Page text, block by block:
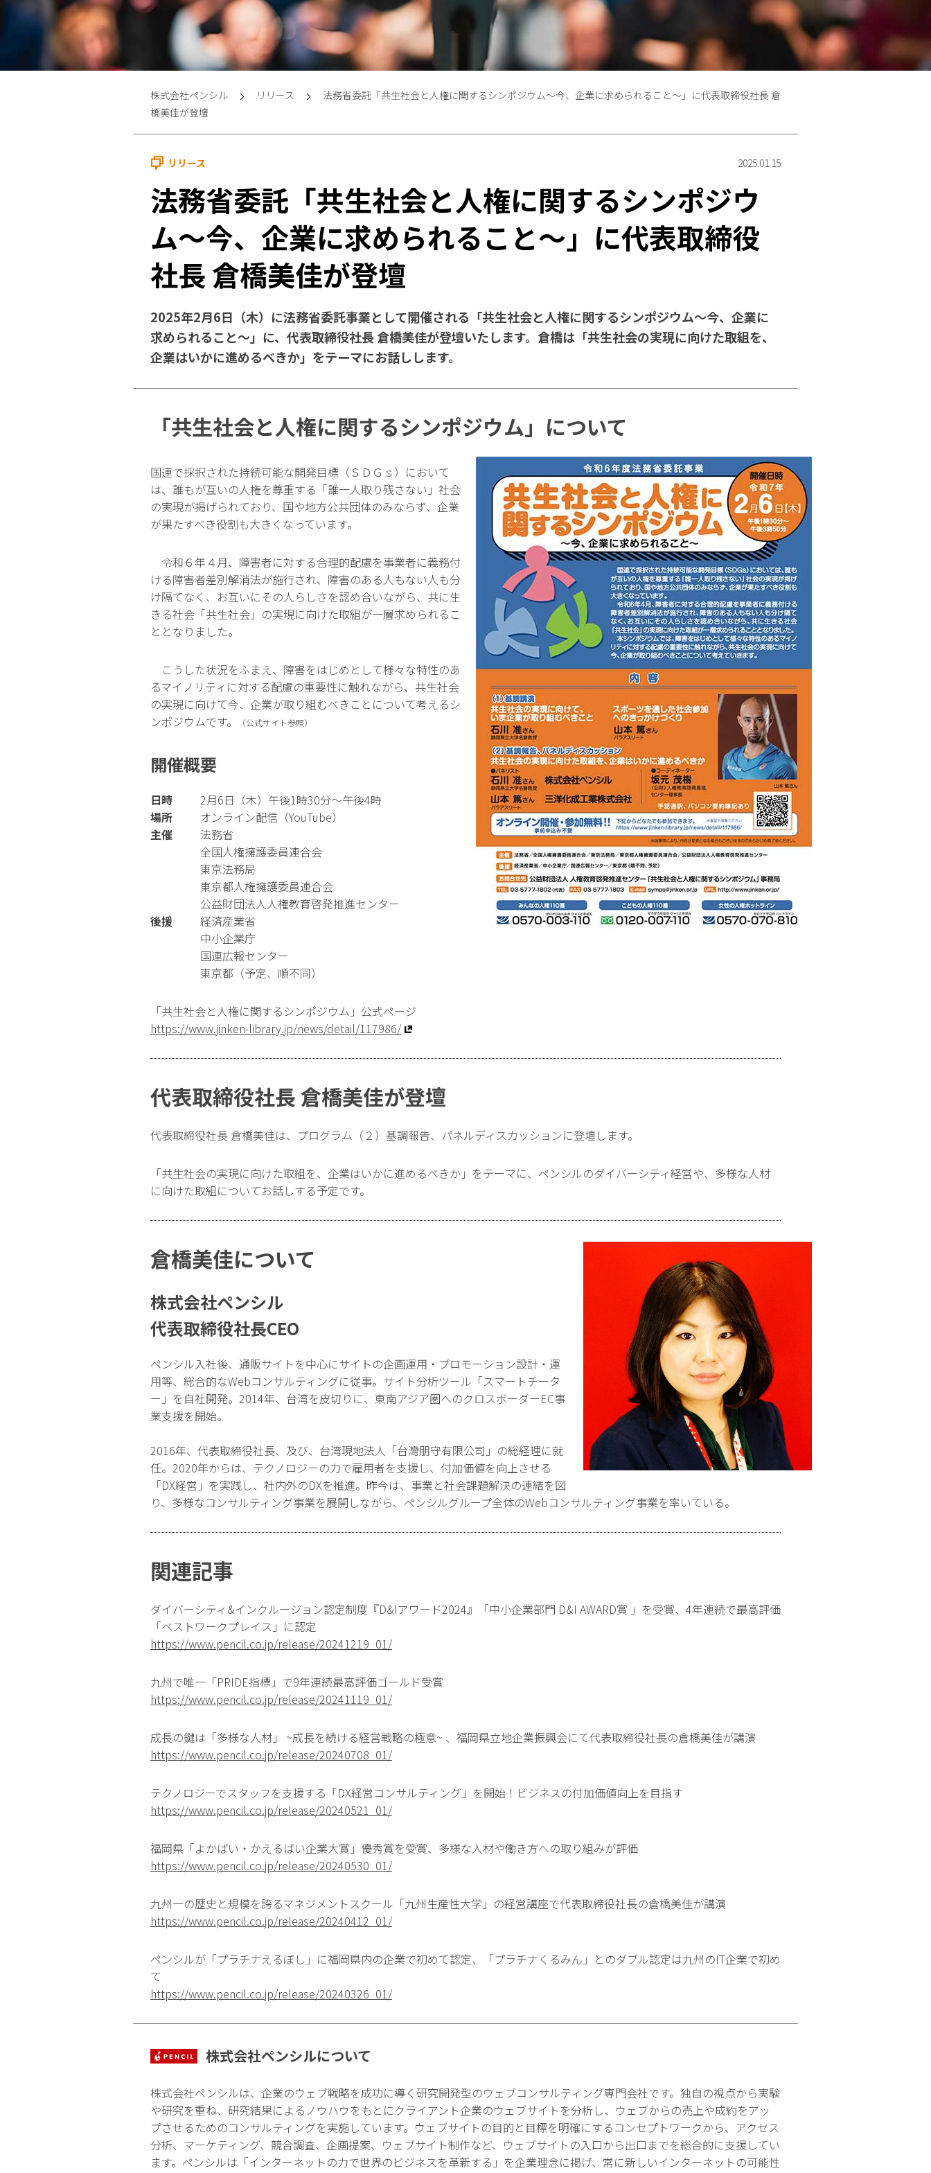
株式会社ペンシル リリース
法務省委託「共生社会と人権に関するシンポジウム～今、企業に求められること～」に代表取締役社長 倉
橋美佳が登壇
リリース 2025.01.15
法務省委託「共生社会と人権に関するシンポジウ
ム～今、企業に求められること～」に代表取締役
社長 倉橋美佳が登壇
2025年2月6日（木）に法務省委託事業として開催される「共生社会と人権に関するシンポジウム～今、企業に
求められること～」に、代表取締役社長 倉橋美佳が登壇いたします。倉橋は「共生社会の実現に向けた取組を、
企業はいかに進めるべきか」をテーマにお話しします。
「共生社会と人権に関するシンポジウム」について
国連で採択された持続可能な開発目標（ＳＤＧｓ）において
は、誰もが互いの人権を尊重する「誰一人取り残さない」社会
の実現が掲げられており、国や地方公共団体のみならず、企業
が果たすべき役割も大きくなっています。
令和６年４月、障害者に対する合理的配慮を事業者に義務付
ける障害者差別解消法が施行され、障害のある人もない人も分
け隔てなく、お互いにその人らしさを認め合いながら、共に生
きる社会「共生社会」の実現に向けた取組が一層求められるこ
ととなりました。
こうした状況をふまえ、障害をはじめとして様々な特性のあ
るマイノリティに対する配慮の重要性に触れながら、共生社会
の実現に向けて今、企業が取り組むべきことについて考えるシ
ンポジウムです。
（公式サイト参照）
開催概要
日時
2月6日（木）午後1時30分～午後4時
場所
オンライン配信（YouTube）
主催
法務省
全国人権擁護委員連合会
東京法務局
東京都人権擁護委員連合会
公益財団法人人権教育啓発推進センター
後援
経済産業省
中小企業庁
国連広報センター
東京都（予定、順不同）
「共生社会と人権に関するシンポジウム」公式ページ
https://www.jinken-library.jp/news/detail/117986/
代表取締役社長 倉橋美佳が登壇
代表取締役社長 倉橋美佳は、プログラム（２）基調報告、パネルディスカッションに登壇します。
「共生社会の実現に向けた取組を、企業はいかに進めるべきか」をテーマに、ペンシルのダイバーシティ経営や、多様な人材
に向けた取組についてお話しする予定です。
倉橋美佳について
株式会社ペンシル
代表取締役社長CEO
ペンシル入社後、通販サイトを中心にサイトの企画運用・プロモーション設計・運
用等、総合的なWebコンサルティングに従事。サイト分析ツール「スマートチータ
ー」を自社開発。2014年、台湾を皮切りに、東南アジア圏へのクロスボーダーEC事
業支援を開始。
2016年、代表取締役社長、及び、台湾現地法人「台灣朋守有限公司」の総経理に就
任。2020年からは、テクノロジーの力で雇用者を支援し、付加価値を向上させる
「DX経営」を実践し、社内外のDXを推進。昨今は、事業と社会課題解決の連結を図
り、多様なコンサルティング事業を展開しながら、ペンシルグループ全体のWebコンサルティング事業を率いている。
関連記事
ダイバーシティ&インクルージョン認定制度『D&Iアワード2024』「中小企業部門 D&I AWARD賞 」を受賞、4年連続で最高評価
「ベストワークプレイス」に認定
https://www.pencil.co.jp/release/20241219_01/
九州で唯一「PRIDE指標」で9年連続最高評価ゴールド受賞
https://www.pencil.co.jp/release/20241119_01/
成長の鍵は「多様な人材」 ~成長を続ける経営戦略の極意~ 、福岡県立地企業振興会にて代表取締役社長の倉橋美佳が講演
https://www.pencil.co.jp/release/20240708_01/
テクノロジーでスタッフを支援する「DX経営コンサルティング」を開始！ビジネスの付加価値向上を目指す
https://www.pencil.co.jp/release/20240521_01/
福岡県「よかばい・かえるばい企業大賞」優秀賞を受賞、多様な人材や働き方への取り組みが評価
https://www.pencil.co.jp/release/20240530_01/
九州一の歴史と規模を誇るマネジメントスクール「九州生産性大学」の経営講座で代表取締役社長の倉橋美佳が講演
https://www.pencil.co.jp/release/20240412_01/
ペンシルが「プラチナえるぼし」に福岡県内の企業で初めて認定、「プラチナくるみん」とのダブル認定は九州のIT企業で初め
て
https://www.pencil.co.jp/release/20240326_01/
株式会社ペンシルについて
株式会社ペンシルは、企業のウェブ戦略を成功に導く研究開発型のウェブコンサルティング専門会社です。独自の視点から実験
や研究を重ね、研究結果によるノウハウをもとにクライアント企業のウェブサイトを分析し、ウェブからの売上や成約をアッ
プさせるためのコンサルティングを実施しています。ウェブサイトの目的と目標を明確にするコンセプトワークから、アクセス
分析、マーケティング、競合調査、企画提案、ウェブサイト制作など、ウェブサイトの入口から出口までを総合的に支援してい
ます。ペンシルは「インターネットの力で世界のビジネスを革新する」を企業理念に掲げ、常に新しいインターネットの可能性